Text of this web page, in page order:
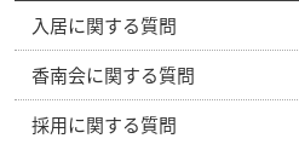
入居に関する質問
香南会に関する質問
採用に関する質問